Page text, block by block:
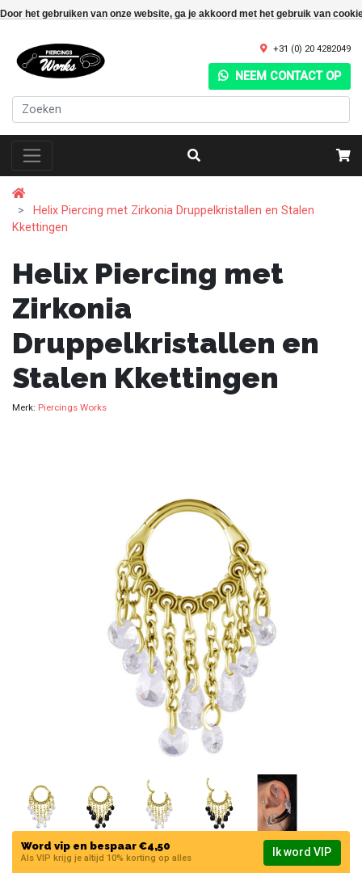
Door het gebruiken van onze website, ga je akkoord met het gebruik van
+31 (0) 20 4282049
NEEM CONTACT OP
Helix Piercing met Zirkonia Druppelkristallen en Stalen
Kkettingen
Helix Piercing met
Zirkonia
Druppelkristallen en
Stalen Kkettingen
Merk: Piercings Works
Word vip en bespaar €4,50
Als VIP krijg je altijd 10% korting op alles Ik word VIP